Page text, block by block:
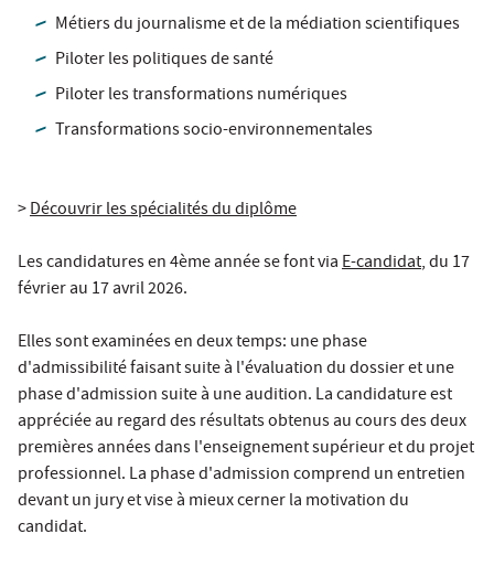
Métiers du journalisme et de la médiation scientifiques
Piloter les politiques de santé
Piloter les transformations numériques
Transformations socio-environnementales
>Découvrir les spécialités du diplôme
Les candidatures en 4ème année se font viaE-candidat, du 17
février au 17 avril 2026.
Elles sont examinées en deux temps: une phase
d'admissibilité faisant suite à l'évaluation du dossier et une
phase d'admission suite à une audition. La candidature est
appréciée au regard des résultats obtenus au cours des deux
premières années dans l'enseignement supérieur et du projet
professionnel. La phase d'admission comprend un entretien
devant un jury et vise à mieux cerner la motivation du
candidat.